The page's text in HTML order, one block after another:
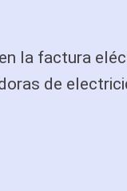
la factura
de